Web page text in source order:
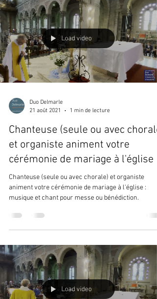
Load video
Duo Delmarle
21 août 2021
1 min de lecture
Chanteuse (seule ou avec
et organiste animent votre
cérémonie de mariage à l'église
Chanteuse (seule ou avec chorale) et organiste
animent votre cérémonie de mariage à l'église :
musique et chant pour messe ou bénédiction.
Load video